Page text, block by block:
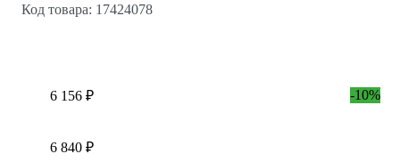
Код товара: 17424078
6 156 ₽ -10%
6 840 ₽